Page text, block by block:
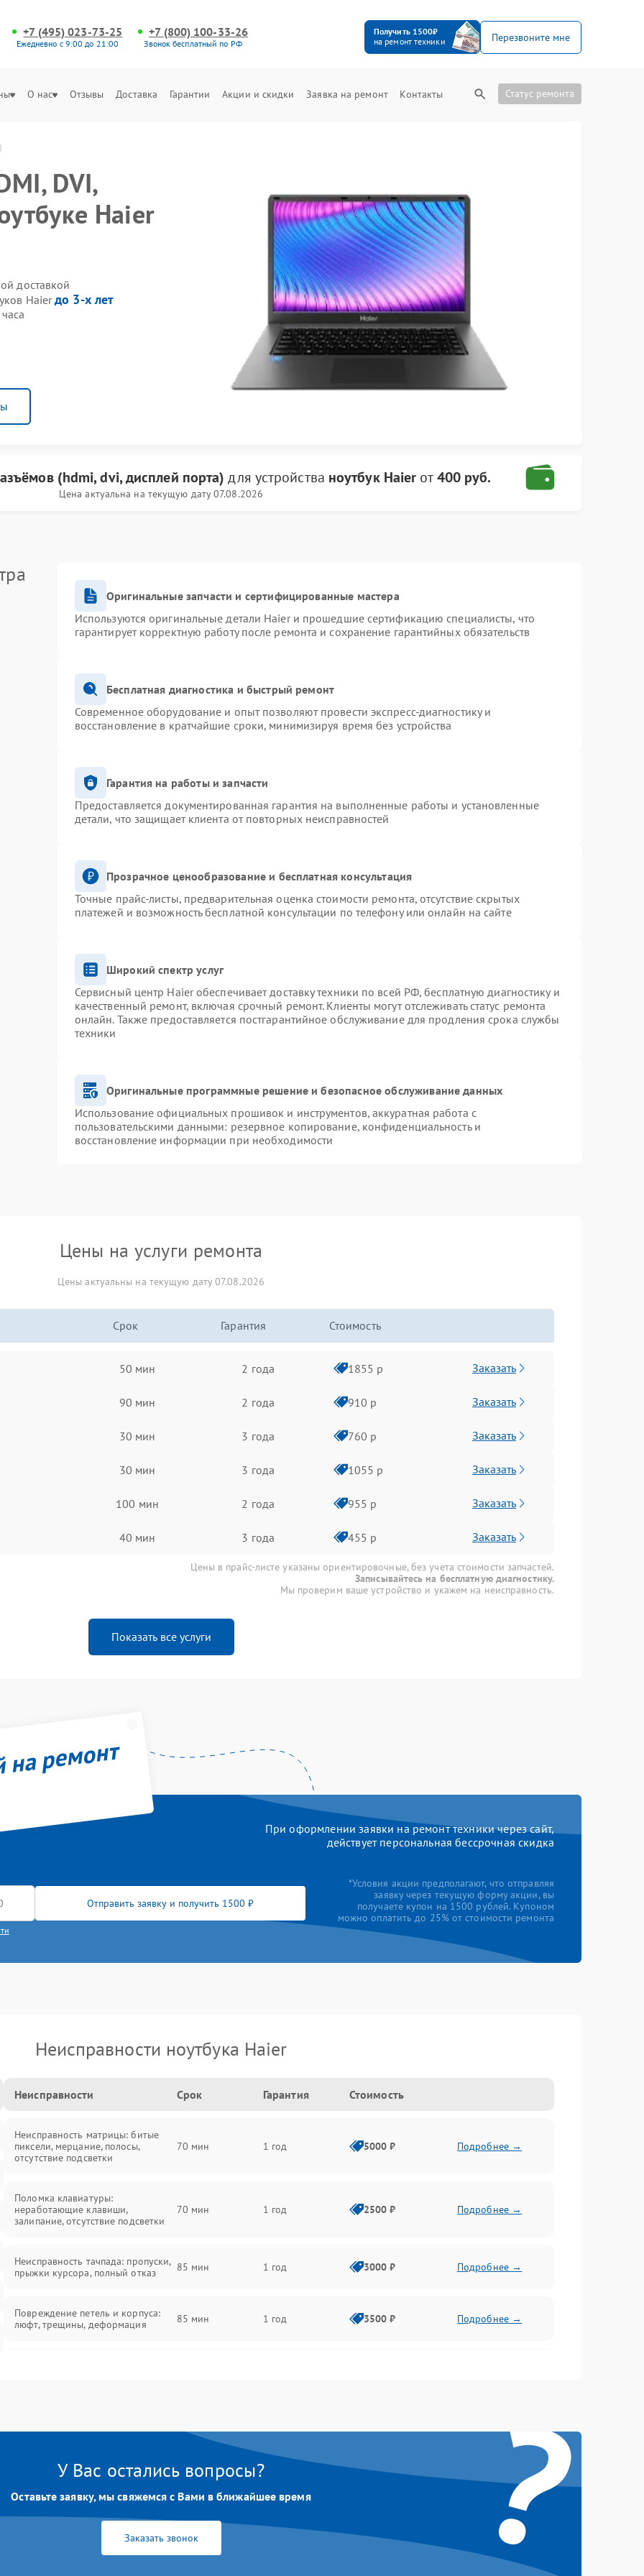
+7 (495) 023-73-25
Ежедневно с 9:00 до 21:00
+7 (800) 100-33-26
Звонок бесплатный по РФ
Получить 1500₽
на ремонт техники
Перезвоните мне
О нас Отзывы Доставка Гарантии Акции и скидки Заявка на ремонт Контакты Статус ремонта
DVI,
Haier
доставкой
Haierдо 3-х лет
(hdmi, dvi, дисплей порта) для устройства ноутбук Haier от400 руб.
Цена актуальна на текущую дату 07.08.2026
Оригинальные запчасти и сертифицированные мастера
Используются оригинальные детали Haier и прошедшие сертификацию специалисты, что
гарантирует корректную работу после ремонта и сохранение гарантийных обязательств
Бесплатная диагностика и быстрый ремонт
Современное оборудование и опыт позволяют провести экспресс-диагностику и
восстановление в кратчайшие сроки, минимизируя время без устройства
Гарантия на работы и запчасти
Предоставляется документированная гарантия на выполненные работы и установленные
детали, что защищает клиента от повторных неисправностей
Прозрачное ценообразование и бесплатная консультация
Точные прайс-листы, предварительная оценка стоимости ремонта, отсутствие скрытых
платежей и возможность бесплатной консультации по телефону или онлайн на сайте
Широкий спектр услуг
Сервисный центр Haier обеспечивает доставку техники по всей РФ, бесплатную диагностику и
качественный ремонт, включая срочный ремонт. Клиенты могут отслеживать статус ремонта
онлайн. Также предоставляется постгарантийное обслуживание для продления срока службы
техники
Оригинальные программные решение и безопасное обслуживание данных
Использование официальных прошивок и инструментов, аккуратная работа с
пользовательскими данными: резервное копирование, конфиденциальность и
восстановление информации при необходимости
Цены на услуги ремонта
Цены актуальны на текущую дату 07.08.2026
Срок Гарантия Стоимость
50 мин 2 года 1855 р Заказать
90 мин 2 года 910 р Заказать
30 мин 3 года 760 р Заказать
30 мин 3 года 1055 р Заказать
100 мин 2 года 955 р Заказать
40 мин 3 года 455 р Заказать
Цены в прайс-листе указаны ориентировочные, без учета стоимости запчастей.
Записывайтесь на бесплатную диагностику.
Мы проверим ваше устройство и укажем на неисправность.
Показать все услуги
ремонт
При оформлении заявки на ремонт техники через сайт,
действует персональная бессрочная скидка
Отправить заявку и получить 1500 ₽
*Условия акции предполагают, что отправляя
заявку через текущую форму акции, вы
получаете купон на 1500 рублей. Купоном
можно оплатить до 25% от стоимости ремонта
Неисправности ноутбука Haier
Неисправности Срок Гарантия Стоимость
Неисправность матрицы: битые
пиксели, мерцание, полосы,
отсутствие подсветки
70 мин 1 год 5000 ₽ Подробнее →
Поломка клавиатуры:
неработающие клавиши,
залипание, отсутствие подсветки
70 мин 1 год 2500 ₽ Подробнее →
Неисправность тачпада: пропуски,
прыжки курсора, полный отказ
85 мин 1 год 3000 ₽ Подробнее →
Повреждение петель и корпуса:
люфт, трещины, деформация
85 мин 1 год 3500 ₽ Подробнее →
85 мин 1 год 2000 ₽ Подробнее →
Перегрев из‑за пыли, износа
термопасты или неисправности
кулера
75 мин Подробнее →
Выход из строя SSD или HDD:
медленная загрузка, ошибки
80 мин Подробнее →
?
У Вас остались вопросы?
Оставьте заявку, мы свяжемся с Вами в ближайшее время
Заказать звонок